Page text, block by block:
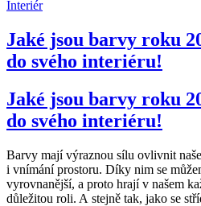
Interiér
Jaké jsou barvy roku
do svého interiéru!
Jaké jsou barvy roku
do svého interiéru!
Barvy mají výraznou sílu ovlivnit
i vnímání prostoru. Díky nim se
vyrovnanější, a proto hrají v našem
důležitou roli. A stejně tak, jako se